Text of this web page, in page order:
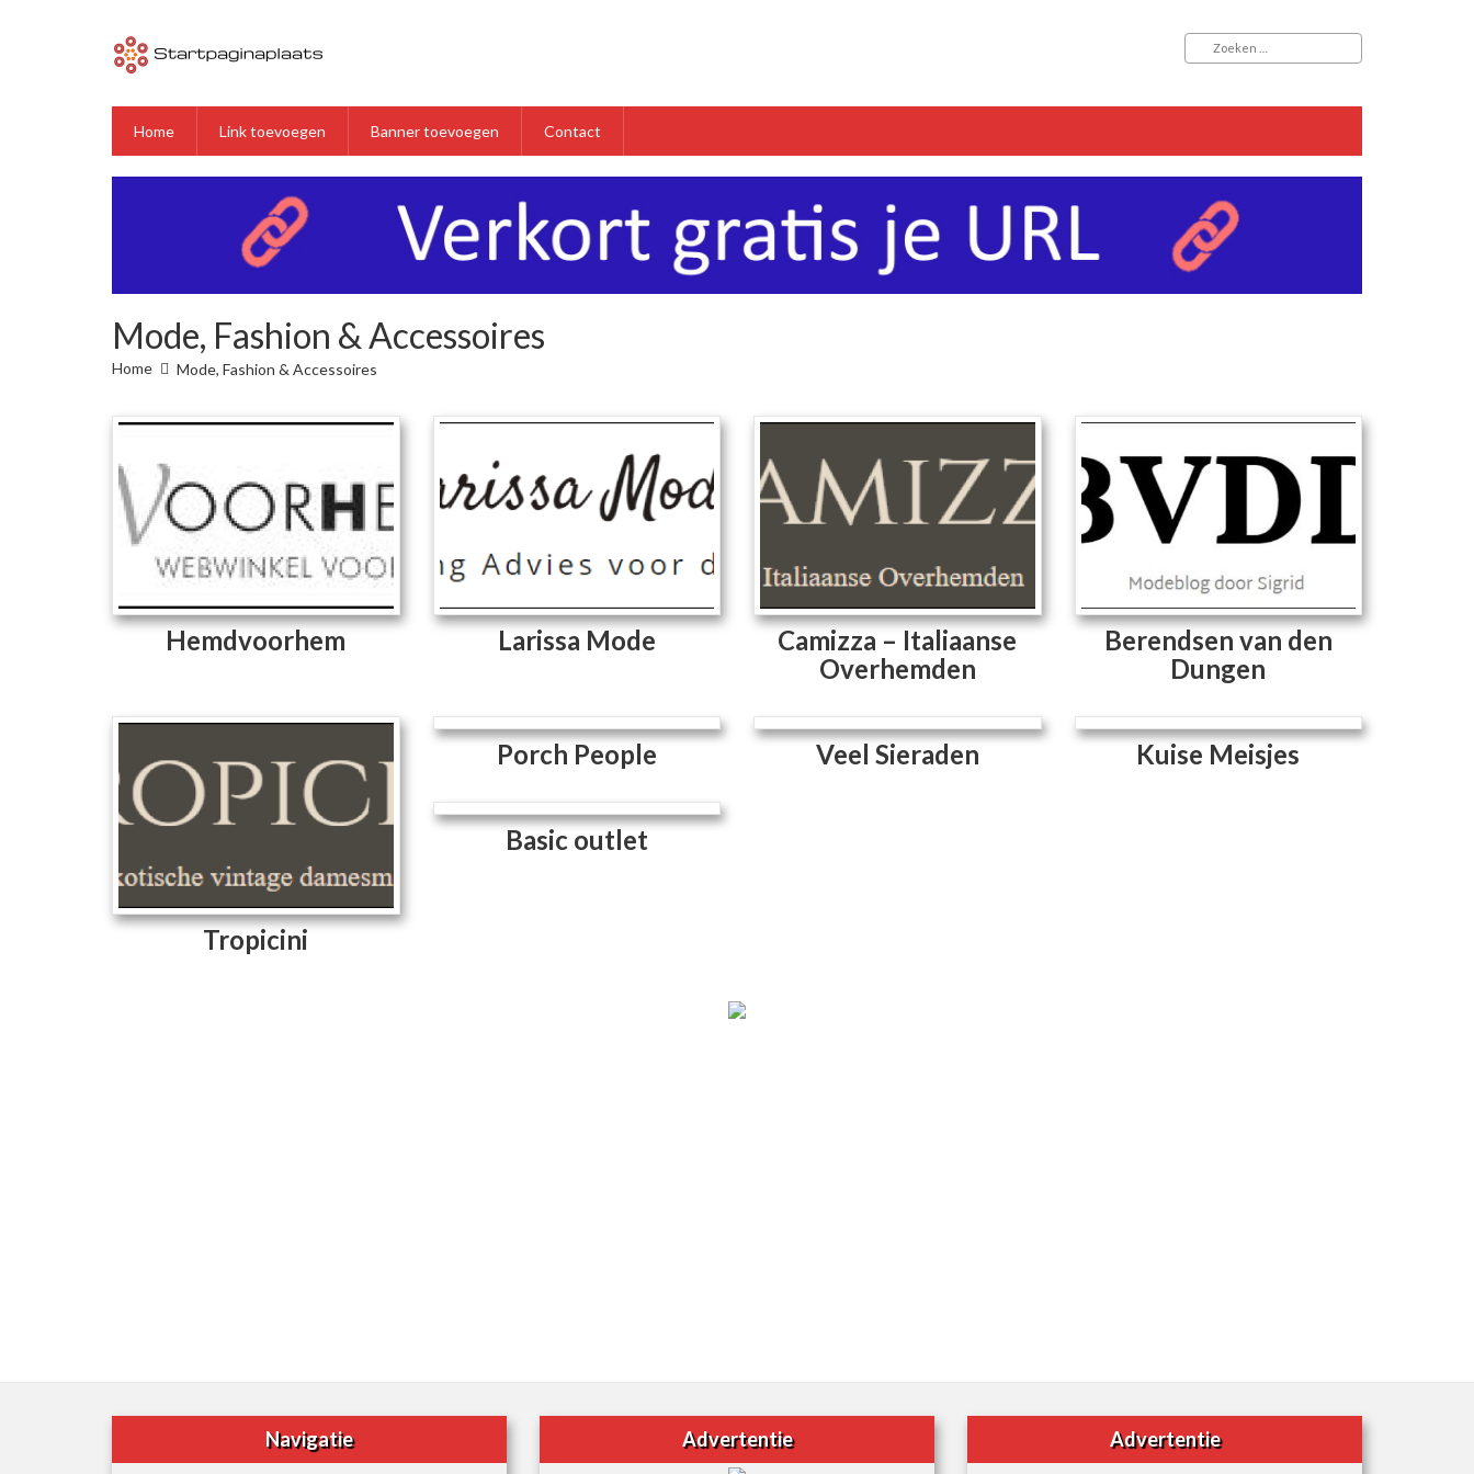
Home Link toevoegen Banner toevoegen Contact
Mode, Fashion & Accessoires
Home Mode, Fashion & Accessoires
Hemdvoorhem Larissa Mode
Camizza – Italiaanse
Overhemden
Berendsen van den
Dungen
Tropicini
Porch People Veel Sieraden Kuise Meisjes
Basic outlet
Navigatie Advertentie Advertentie